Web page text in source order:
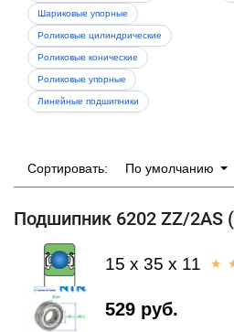
Шариковые упорные
Роликовые цилиндрические
Роликовые конические
Роликовые упорные
Линейные подшипники
Сортировать: По умолчанию
Подшипник 6202 ZZ/2AS
529 руб.
15 x 35 x 11